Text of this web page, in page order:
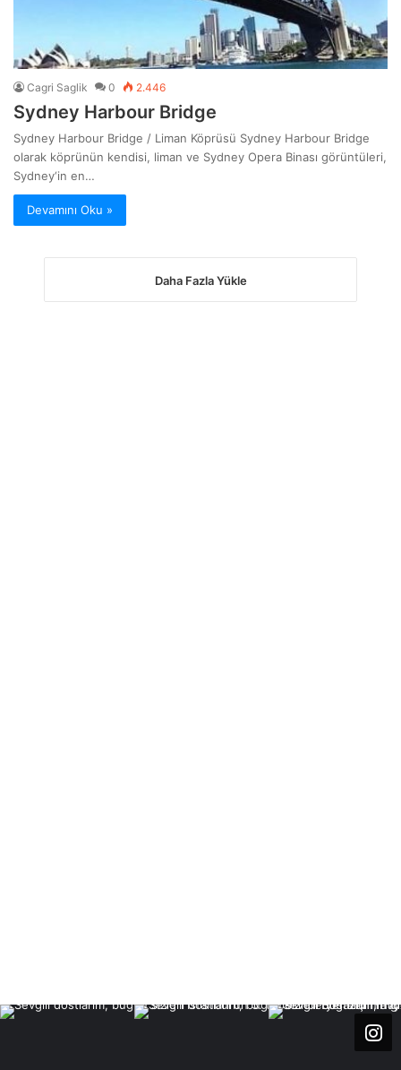
Cagri Saglik 0 2.446
Sydney Harbour Bridge
Sydney Harbour Bridge / Liman Köprüsü Sydney Harbour Bridge
olarak köprünün kendisi, liman ve Sydney Opera Binası görüntüleri,
Sydney‘in en…
Devamını Oku »
Daha Fazla Yükle